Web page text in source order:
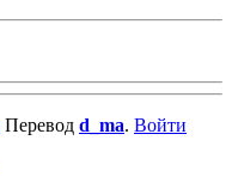
Перевод d_ma. Войти